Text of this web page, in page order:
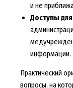
и не
Доступы
информации.
Практический
вопросы, на